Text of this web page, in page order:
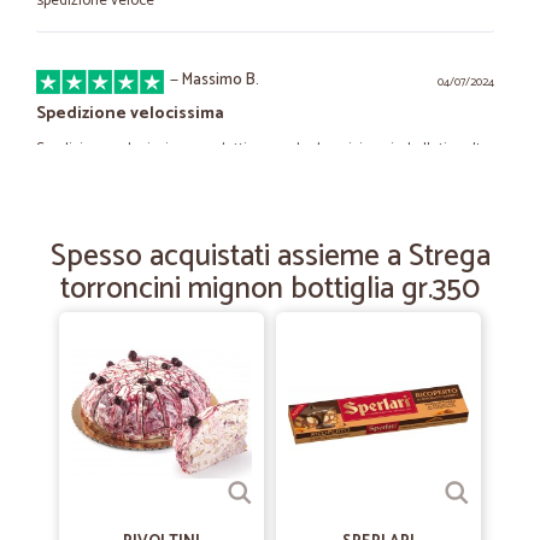
04/07/2024
—Massimo B.
Spedizione velocissima
Spedizione velocissima, prodotti come da descrizione,imballati molto
Buona compagnia
Consegna veloce molto ben confezionato!
—Roberto N.
Azienda seria consegna in tempi rapidi…
Spesso acquistati assieme a Strega
torroncini mignon bottiglia gr.350